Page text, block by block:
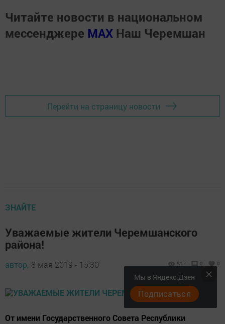
Читайте новости в национальном
мессенджере MАХ Наш Черемшан
Перейти на страницу новости
ЗНАЙТЕ
Уважаемые жители Черемшанского
района!
автор, 8 мая 2019 - 15:30 917 0 0
От имени Государственного Совета Республики
Мы в Яндекс.Дзен
Подписаться